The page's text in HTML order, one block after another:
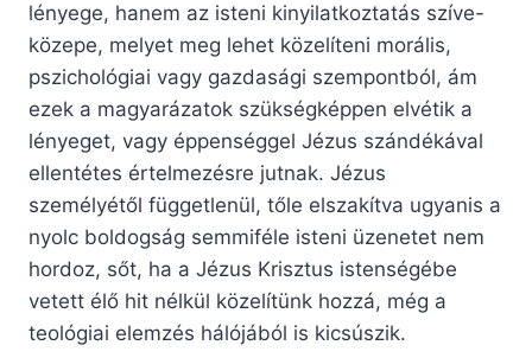
lényege, hanem az isteni kinyilatkoztatás szíve-
közepe, melyet meg lehet közelíteni morális,
pszichológiai vagy gazdasági szempontból, ám
ezek a magyarázatok szükségképpen elvétik a
lényeget, vagy éppenséggel Jézus szándékával
ellentétes értelmezésre jutnak. Jézus
személyétől függetlenül, tőle elszakítva ugyanis a
nyolc boldogság semmiféle isteni üzenetet nem
hordoz, sőt, ha a Jézus Krisztus istenségébe
vetett élő hit nélkül közelítünk hozzá, még a
teológiai elemzés hálójából is kicsúszik.